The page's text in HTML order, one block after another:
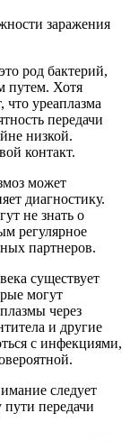
заражения
род бактерий,
путем. Хотя
что уреаплазма
передачи
низкой.
контакт.
может
диагностику.
не знать о
регулярное
партнеров.
существует
могут
через
и другие
с инфекциями,
следует
передачи